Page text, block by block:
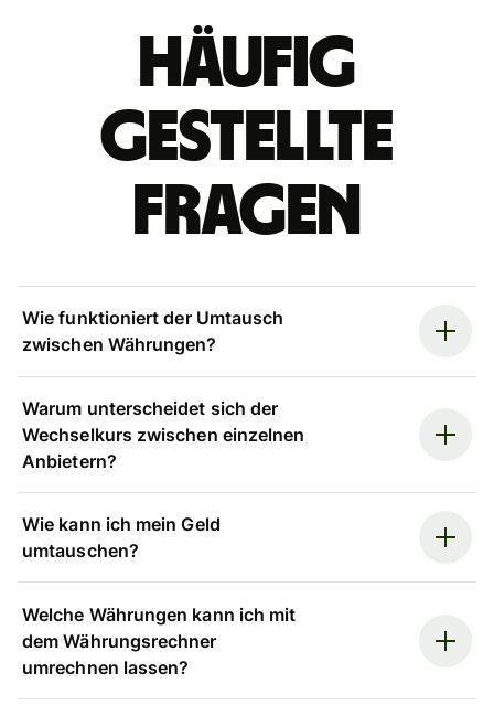
Häufig
gestellte
Fragen
Wie funktioniert der Umtausch
zwischen Währungen?
Warum unterscheidet sich der
Wechselkurs zwischen einzelnen
Anbietern?
Wie kann ich mein Geld
umtauschen?
Welche Währungen kann ich mit
dem Währungsrechner
umrechnen lassen?